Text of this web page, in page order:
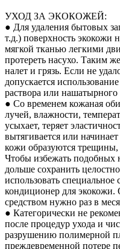
УХОД ЗА ЭКОКОЖЕЙ:
● Для удаления бытовых
т.д.) поверхность экокожи
мягкой тканью легкими
протереть насухо. Таким
налет и грязь. Если не
допускается
раствора или нашатырного
● Со временем кожаная
лучей, влажности,
усыхает, теряет
вытягивается или
кожи образуются трещины,
Чтобы избежать подобных
дольше сохранить
использовать
кондиционер для экокожи.
средством нужно раз в
● Категорически не
после процедур ухода и
разрушению полимерной
преждевременной потере